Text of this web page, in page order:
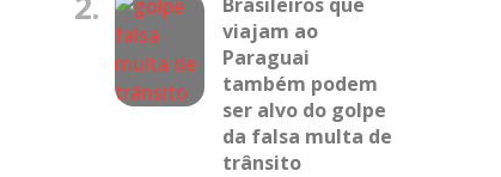
viajam ao
Paraguai
também podem
ser alvo do golpe
da falsa multa de
trânsito